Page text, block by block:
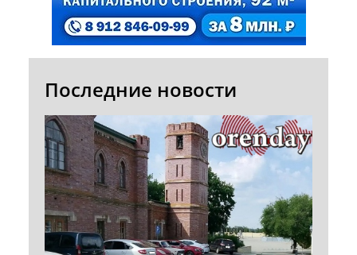
Последние новости